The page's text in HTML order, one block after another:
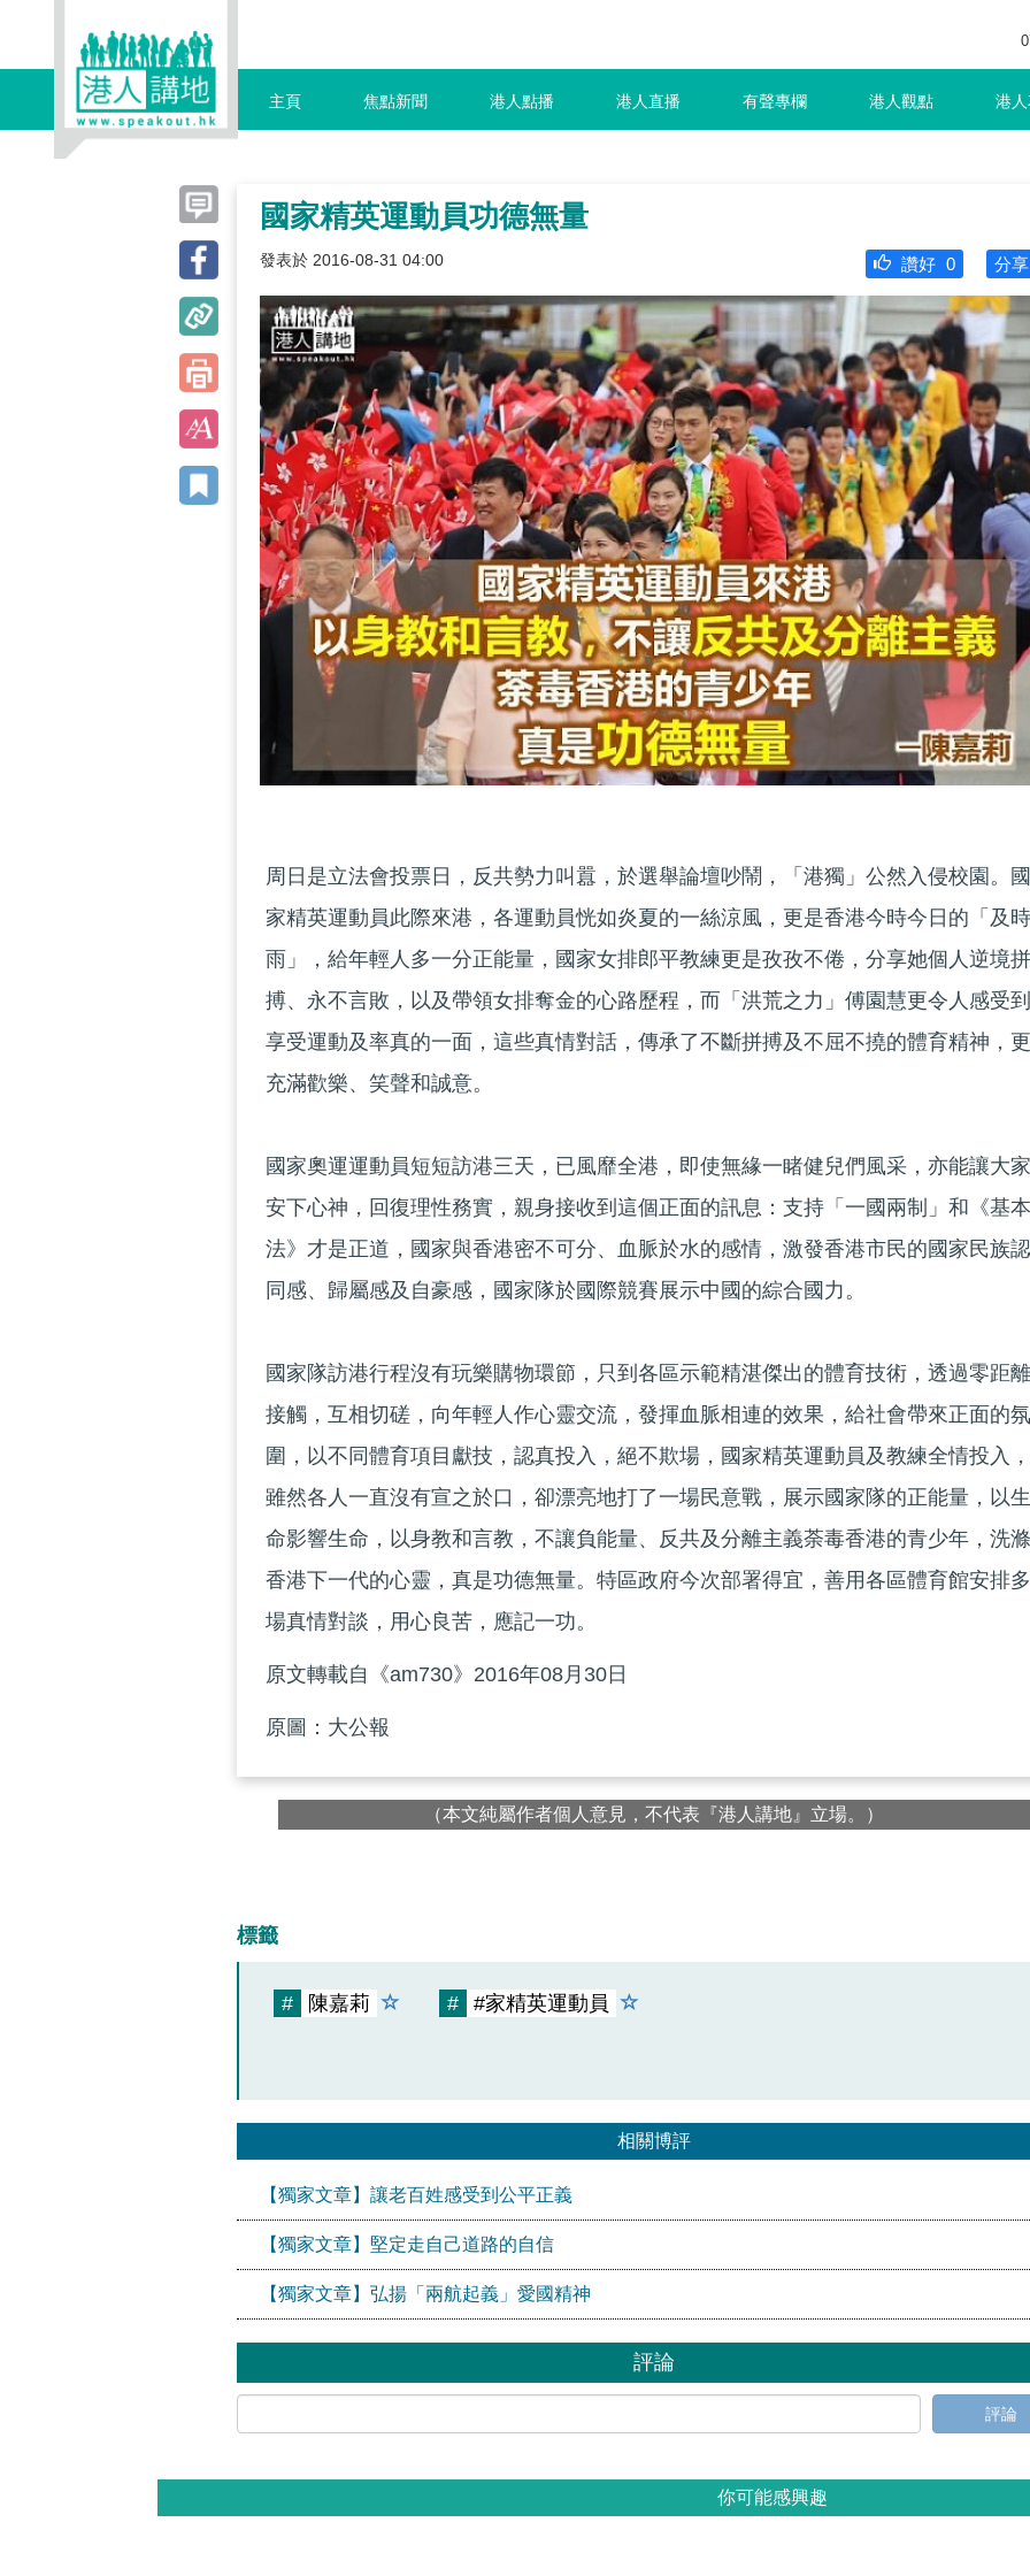
主頁 焦點新聞 港人點播 港人直播 有聲專欄 港人觀點 港
國家精英運動員功德無量
發表於 2016-08-31 04:00 分享
讚好 0
周日是立法會投票日，反共勢力叫囂，於選舉論壇吵鬧，「港獨」公然入侵校園。國
家精英運動員此際來港，各運動員恍如炎夏的一絲涼風，更是香港今時今日的「及時
雨」，給年輕人多一分正能量，國家女排郎平教練更是孜孜不倦，分享她個人逆境拼
搏、永不言敗，以及帶領女排奪金的心路歷程，而「洪荒之力」傅園慧更令人感受到
享受運動及率真的一面，這些真情對話，傳承了不斷拼搏及不屈不撓的體育精神，更
充滿歡樂、笑聲和誠意。
國家奧運運動員短短訪港三天，已風靡全港，即使無緣一睹健兒們風采，亦能讓大家
安下心神，回復理性務實，親身接收到這個正面的訊息：支持「一國兩制」和《基本
法》才是正道，國家與香港密不可分、血脈於水的感情，激發香港市民的國家民族認
同感、歸屬感及自豪感，國家隊於國際競賽展示中國的綜合國力。
國家隊訪港行程沒有玩樂購物環節，只到各區示範精湛傑出的體育技術，透過零距離
接觸，互相切磋，向年輕人作心靈交流，發揮血脈相連的效果，給社會帶來正面的氛
圍，以不同體育項目獻技，認真投入，絕不欺場，國家精英運動員及教練全情投入，
雖然各人一直沒有宣之於口，卻漂亮地打了一場民意戰，展示國家隊的正能量，以生
命影響生命，以身教和言教，不讓負能量、反共及分離主義荼毒香港的青少年，洗滌
香港下一代的心靈，真是功德無量。特區政府今次部署得宜，善用各區體育館安排多
場真情對談，用心良苦，應記一功。
原文轉載自《am730》2016年08月30日
原圖：大公報
（本文純屬作者個人意見，不代表『港人講地』立場。）
標籤
# 陳嘉莉 # #家精英運動員
相關博評
【獨家文章】讓老百姓感受到公平正義
【獨家文章】堅定走自己道路的自信
【獨家文章】弘揚「兩航起義」愛國精神
評論
評論
你可能感興趣